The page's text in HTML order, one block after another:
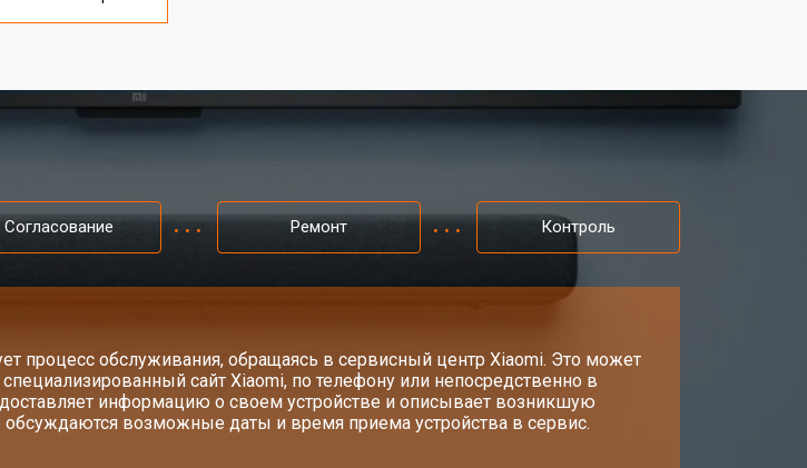
Согласование Ремонт Контроль
процесс обслуживания, обращаясь в сервисный центр Xiaomi. Это может
сайт Xiaomi, по телефону или непосредственно в
информацию о своем устройстве и описывает возникшую
обсуждаются возможные даты и время приема устройства в сервис.